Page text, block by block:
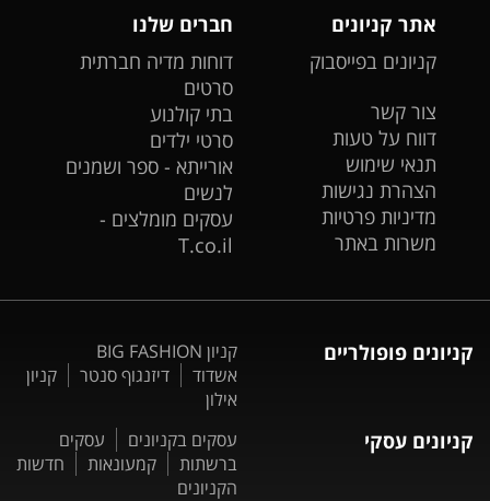
אתר קניונים
קניונים בפייסבוק
צור קשר
דווח על טעות
תנאי שימוש
הצהרת נגישות
מדיניות פרטיות
משרות באתר
חברים שלנו
דוחות מדיה חברתית
סרטים
בתי קולנוע
סרטי ילדים
אורייתא - ספר ושמנים
לנשים
עסקים מומלצים -
T.co.il
קניונים פופולריים
קניון BIG FASHION
אשדוד
דיזנגוף סנטר
קניון
אילון
קניונים עסקי עסקים בקניונים
עסקים
ברשתות
קמעונאות
חדשות
הקניונים